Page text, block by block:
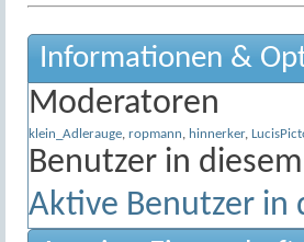
Informationen &
Moderatoren
klein_Adlerauge ropmann hinnerker,
Benutzer in
Aktive Benutzer in